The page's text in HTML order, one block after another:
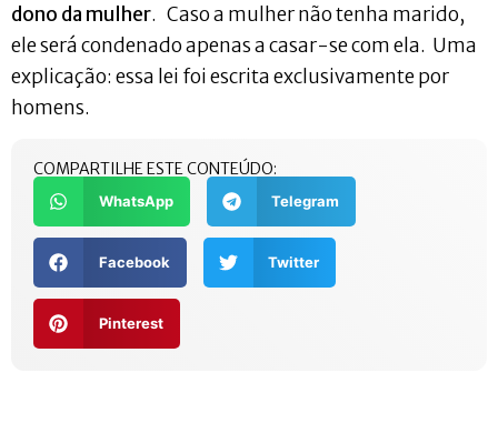
dono da mulher. Caso a mulher não tenha marido,
ele será condenado apenas a casar-se com ela. Uma
explicação: essa lei foi escrita exclusivamente por
homens.
COMPARTILHE ESTE CONTEÚDO:
WhatsApp Telegram
Facebook Twitter
Pinterest